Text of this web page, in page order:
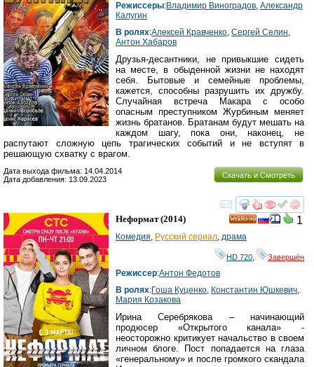
Режиссеры:Владимир Виноградов, Александр
Калугин
В ролях:Алексей Кравченко, Сергей Селин,
Антон Хабаров
Друзья-десантники, не привыкшие сидеть
на месте, в обыденной жизни не находят
себя. Бытовые и семейные проблемы,
кажется, способны разрушить их дружбу.
Случайная встреча Макара с особо
опасным преступником Журбиным меняет
жизнь братанов. Братанам будут мешать на
каждом шагу, пока они, наконец, не
распутают сложную цепь трагических событий и не вступят в
решающую схватку с врагом.
Скачать и Смотреть
Дата выхода фильма: 14.04.2014
Дата добавления: 13.09.2023
смотреть
1
Неформат(2014)
Комедия, Русский сериал, драма
HD 720 Завершён
Режиссер:Антон Федотов
В ролях:Гоша Куценко, Константин Юшкевич,
Мария Козакова
Ирина Серебрякова – начинающий
продюсер «Открытого канала» -
неосторожно критикует начальство в своем
личном блоге. Пост попадается на глаза
«генеральному» и после громкого скандала